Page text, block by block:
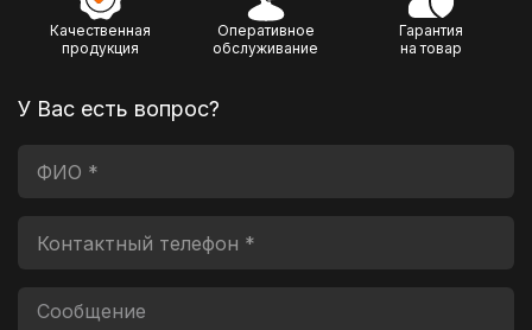
Качественная
продукция
Оперативное
обслуживание
Гарантия
на товар
У Вас есть вопрос?